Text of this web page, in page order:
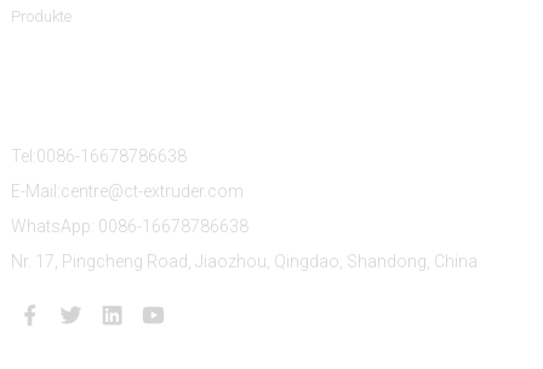
Produkte
Tel:0086-16678786638
E-Mail:centre@ct-extruder.com
WhatsApp: 0086-16678786638
Nr. 17, Pingcheng Road, Jiaozhou, Qingdao, Shandong, China